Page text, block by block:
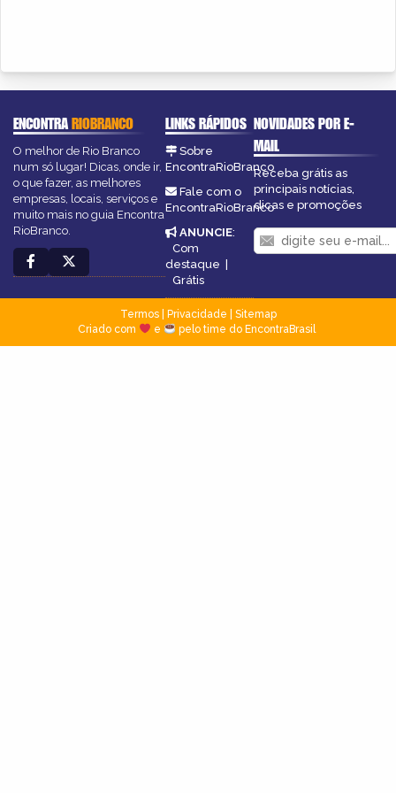
ENCONTRARIOBRANCO
O melhor de Rio Branco
num só lugar! Dicas, onde ir,
o que fazer, as melhores
empresas, locais, serviços e
muito mais no guia Encontra
RioBranco.
LINKS RÁPIDOS
Sobre
EncontraRioBranco
Fale com o
EncontraRioBranco
ANUNCIE:
Com
destaque |
Grátis
NOVIDADES POR E-
MAIL
Receba grátis as
principais notícias,
dicas e promoções
Termos| Privacidade
Sitemap
Criado com
e pelo time do EncontraBrasil